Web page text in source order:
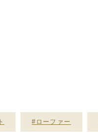
#ローファー